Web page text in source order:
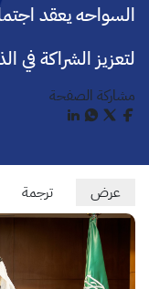
السواحه يعقد
لتعزيز الشراكة في
مشاركة الصفحة
Primary
tabs
عرض
التبويب
النشطة)
ترجمة